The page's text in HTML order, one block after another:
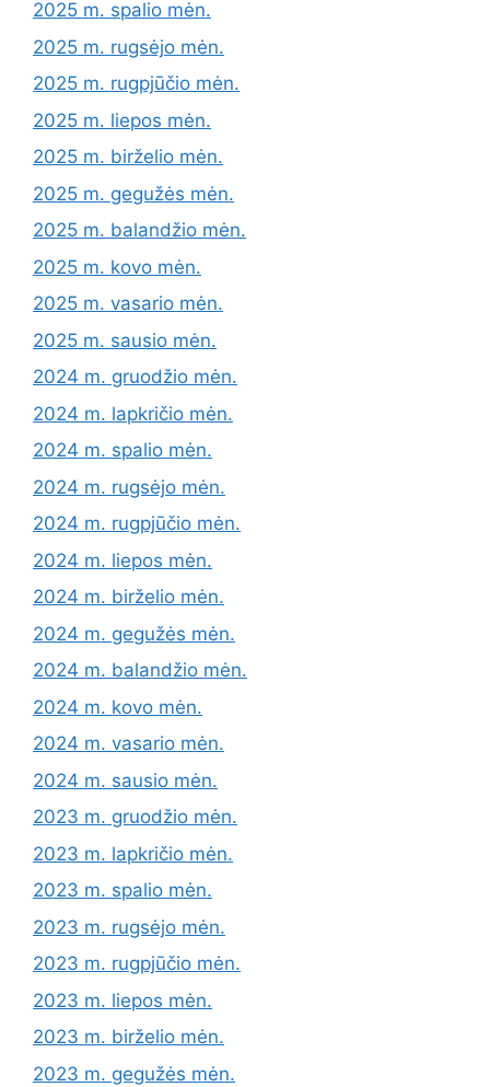
2025 m. spalio mėn.
2025 m. rugsėjo mėn.
2025 m. rugpjūčio mėn.
2025 m. liepos mėn.
2025 m. birželio mėn.
2025 m. gegužės mėn.
2025 m. balandžio mėn.
2025 m. kovo mėn.
2025 m. vasario mėn.
2025 m. sausio mėn.
2024 m. gruodžio mėn.
2024 m. lapkričio mėn.
2024 m. spalio mėn.
2024 m. rugsėjo mėn.
2024 m. rugpjūčio mėn.
2024 m. liepos mėn.
2024 m. birželio mėn.
2024 m. gegužės mėn.
2024 m. balandžio mėn.
2024 m. kovo mėn.
2024 m. vasario mėn.
2024 m. sausio mėn.
2023 m. gruodžio mėn.
2023 m. lapkričio mėn.
2023 m. spalio mėn.
2023 m. rugsėjo mėn.
2023 m. rugpjūčio mėn.
2023 m. liepos mėn.
2023 m. birželio mėn.
2023 m. gegužės mėn.